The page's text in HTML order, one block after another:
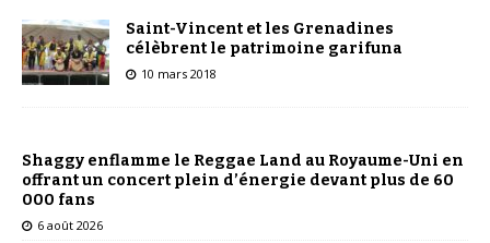
Saint-Vincent et les Grenadines
célèbrent le patrimoine garifuna
10 mars 2018
Shaggy enflamme le Reggae Land au Royaume-Uni en
offrant un concert plein d’énergie devant plus de 60
000 fans
6 août 2026